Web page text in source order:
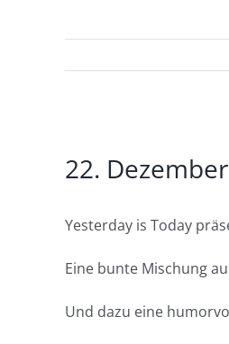
grösseres
22.
Yesterday is Today
Eine bunte Mischung
Und dazu eine